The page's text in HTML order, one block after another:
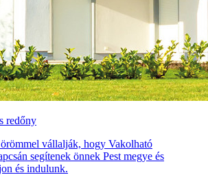
redőny
vállalják, hogy Vakolható
segítenek önnek Pest megye és
és indulunk.